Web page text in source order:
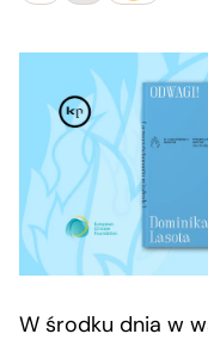
W środku dnia w